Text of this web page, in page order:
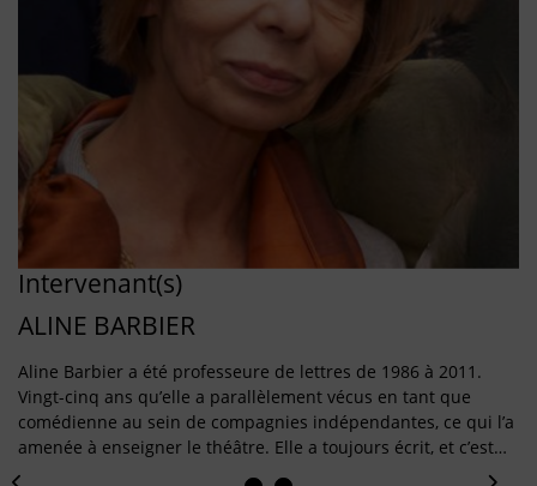
Intervenant(s)
ALINE BARBIER
Aline Barbier a été professeure de lettres de 1986 à 2011.
Vingt-cinq ans qu’elle a parallèlement vécus en tant que
comédienne au sein de compagnies indépendantes, ce qui l’a
amenée à enseigner le théâtre. Elle a toujours écrit, et c’est…